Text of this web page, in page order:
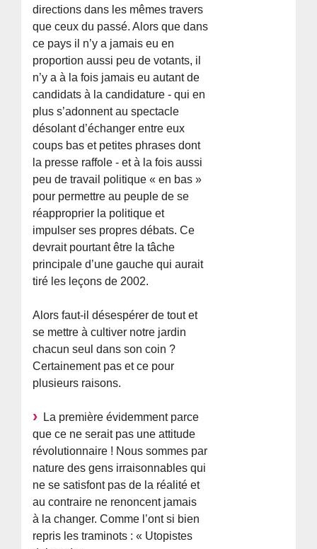
directions dans les mêmes travers
que ceux du passé. Alors que dans
ce pays il n’y a jamais eu en
proportion aussi peu de votants, il
n’y a à la fois jamais eu autant de
candidats à la candidature - qui en
plus s’adonnent au spectacle
désolant d’échanger entre eux
coups bas et petites phrases dont
la presse raffole - et à la fois aussi
peu de travail politique « en bas »
pour permettre au peuple de se
réapproprier la politique et
impulser ses propres débats. Ce
devrait pourtant être la tâche
principale d’une gauche qui aurait
tiré les leçons de 2002.
Alors faut-il désespérer de tout et
se mettre à cultiver notre jardin
chacun seul dans son coin ?
Certainement pas et ce pour
plusieurs raisons.
La première évidemment parce
que ce ne serait pas une attitude
révolutionnaire ! Nous sommes par
nature des gens irraisonnables qui
ne se satisfont pas de la réalité et
au contraire ne renoncent jamais
à la changer. Comme l’ont si bien
repris les traminots : « Utopistes